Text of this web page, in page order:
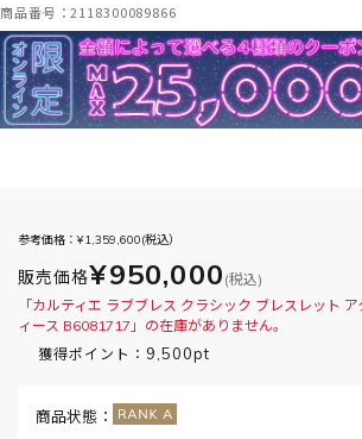
商品番号：2118300089866
参考価格：¥1,359,600(税込）
販売価格¥950,000 (税込)
「カルティエ ラブブレス クラシック ブレスレット
ィース B6081717」の在庫がありません。
獲得ポイント： 9,500pt
商品状態：